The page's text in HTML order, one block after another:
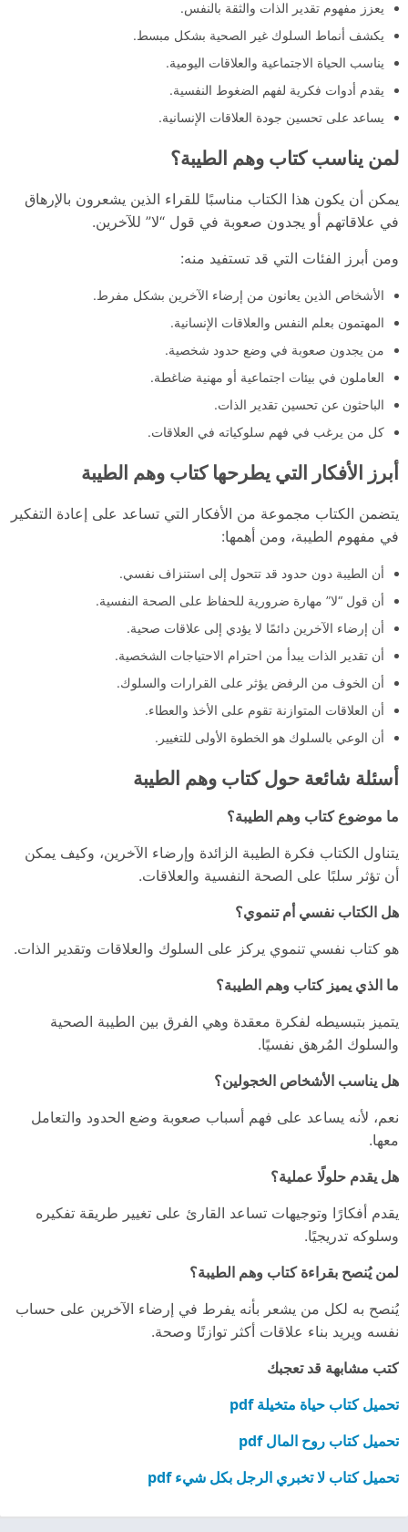
يعزز مفهوم تقدير الذات والثقة بالنفس.
يكشف أنماط السلوك غير الصحية بشكل مبسط.
يناسب الحياة الاجتماعية والعلاقات اليومية.
يقدم أدوات فكرية لفهم الضغوط النفسية.
يساعد على تحسين جودة العلاقات الإنسانية.
لمن يناسب كتاب وهم الطيبة؟
يمكن أن يكون هذا الكتاب مناسبًا للقراء الذين يشعرون بالإرهاق
في علاقاتهم أو يجدون صعوبة في قول “لا” للآخرين.
ومن أبرز الفئات التي قد تستفيد منه:
الأشخاص الذين يعانون من إرضاء الآخرين بشكل مفرط.
المهتمون بعلم النفس والعلاقات الإنسانية.
من يجدون صعوبة في وضع حدود شخصية.
العاملون في بيئات اجتماعية أو مهنية ضاغطة.
الباحثون عن تحسين تقدير الذات.
كل من يرغب في فهم سلوكياته في العلاقات.
أبرز الأفكار التي يطرحها كتاب وهم الطيبة
يتضمن الكتاب مجموعة من الأفكار التي تساعد على إعادة التفكير
في مفهوم الطيبة، ومن أهمها:
أن الطيبة دون حدود قد تتحول إلى استنزاف نفسي.
أن قول “لا” مهارة ضرورية للحفاظ على الصحة النفسية.
أن إرضاء الآخرين دائمًا لا يؤدي إلى علاقات صحية.
أن تقدير الذات يبدأ من احترام الاحتياجات الشخصية.
أن الخوف من الرفض يؤثر على القرارات والسلوك.
أن العلاقات المتوازنة تقوم على الأخذ والعطاء.
أن الوعي بالسلوك هو الخطوة الأولى للتغيير.
أسئلة شائعة حول كتاب وهم الطيبة
ما موضوع كتاب وهم الطيبة؟
يتناول الكتاب فكرة الطيبة الزائدة وإرضاء الآخرين، وكيف يمكن
أن تؤثر سلبًا على الصحة النفسية والعلاقات.
هل الكتاب نفسي أم تنموي؟
هو كتاب نفسي تنموي يركز على السلوك والعلاقات وتقدير الذات.
ما الذي يميز كتاب وهم الطيبة؟
يتميز بتبسيطه لفكرة معقدة وهي الفرق بين الطيبة الصحية
والسلوك المُرهق نفسيًا.
هل يناسب الأشخاص الخجولين؟
نعم، لأنه يساعد على فهم أسباب صعوبة وضع الحدود والتعامل
معها.
هل يقدم حلولًا عملية؟
يقدم أفكارًا وتوجيهات تساعد القارئ على تغيير طريقة تفكيره
وسلوكه تدريجيًا.
لمن يُنصح بقراءة كتاب وهم الطيبة؟
يُنصح به لكل من يشعر بأنه يفرط في إرضاء الآخرين على حساب
نفسه ويريد بناء علاقات أكثر توازنًا وصحة.
كتب مشابهة قد تعجبك
تحميل كتاب حياة متخيلة pdf
تحميل كتاب روح المال pdf
تحميل كتاب لا تخبري الرجل بكل شيء pdf